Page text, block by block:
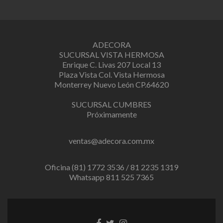
ADECORA
SUCURSAL VISTA HERMOSA
Enrique C. Livas 207 Local 13
Plaza Vista Col. Vista Hermosa
Monterrey Nuevo León CP.64620
SUCURSAL CUMBRES
Próximamente
ventas@adecora.com.mx
Oficina (81) 1772 3536 / 81 2235 1319
Whatsapp 811 525 7365